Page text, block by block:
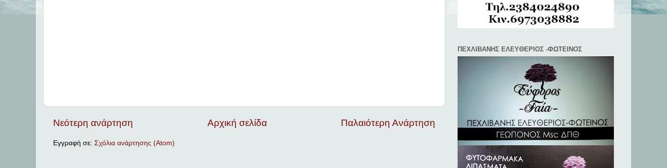
Νεότερη ανάρτηση Παλαιότερη Ανάρτηση
Αρχική σελίδα
Εγγραφή σε: Σχόλια ανάρτησης (Atom)
ΠΕΧΛΙΒANΗΣ ΕΛΕΥΘΕΡΙΟΣ -ΦΩΤΕΙΝΟΣ